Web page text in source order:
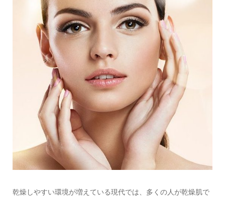
乾燥しやすい環境が増えている現代では、多くの人が乾燥肌で